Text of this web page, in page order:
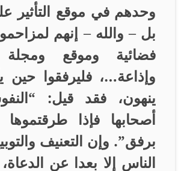
وحدهم في موقع التأثير
بل – والله – إنهم
فضائية وموقع
وإذاعة…، فليرفقوا حين
ينهون، فقد قيل:
أصحابها فإذا طرقتموها
برفق”. وإن التعنيف
الناس إلا بعدا عن